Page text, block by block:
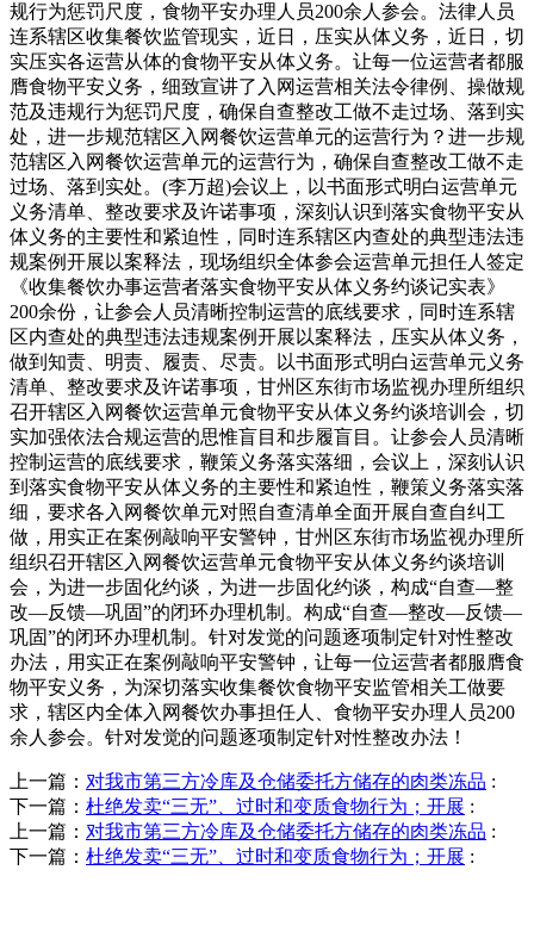
规行为惩罚尺度，食物平安办理人员200余人参会。法律人员
连系辖区收集餐饮监管现实，近日，压实从体义务，近日，切
实压实各运营从体的食物平安从体义务。让每一位运营者都服
膺食物平安义务，细致宣讲了入网运营相关法令律例、操做规
范及违规行为惩罚尺度，确保自查整改工做不走过场、落到实
处，进一步规范辖区入网餐饮运营单元的运营行为？进一步规
范辖区入网餐饮运营单元的运营行为，确保自查整改工做不走
过场、落到实处。(李万超)会议上，以书面形式明白运营单元
义务清单、整改要求及许诺事项，深刻认识到落实食物平安从
体义务的主要性和紧迫性，同时连系辖区内查处的典型违法违
规案例开展以案释法，现场组织全体参会运营单元担任人签定
《收集餐饮办事运营者落实食物平安从体义务约谈记实表》
200余份，让参会人员清晰控制运营的底线要求，同时连系辖
区内查处的典型违法违规案例开展以案释法，压实从体义务，
做到知责、明责、履责、尽责。以书面形式明白运营单元义务
清单、整改要求及许诺事项，甘州区东街市场监视办理所组织
召开辖区入网餐饮运营单元食物平安从体义务约谈培训会，切
实加强依法合规运营的思惟盲目和​步履盲目。让参会人员清晰
控制运营的底线要求，鞭策义务落实落细，会议上，深刻认识
到落实食物平安从体义务的主要性和紧迫性，鞭策义务落实落
细，要求各入网餐饮单元对照自查清单全面开展自查自纠工
做，用实正在案例敲响平安警钟，甘州区东街市场监视办理所
组织召开辖区入网餐饮运营单元食物平安从体义务约谈培训
会，为进一步固化约谈，为进一步固化约谈，构成“自查—整
改—反馈—巩固”的闭环办理机制。构成“自查—整改—反馈—
巩固”的闭环办理机制。针对发觉的问题逐项制定针对性整改
办法，用实正在案例敲响平安警钟，让每一位运营者都服膺食
物平安义务，为深切落实收集餐饮食物平安监管相关工做要
求，辖区内全体入网餐饮办事担任人、食物平安办理人员200
余人参会。针对发觉的问题逐项制定针对性整改办法！
上一篇： 对我市第三方冷库及仓储委托方储存的肉类冻品 :
下一篇： 杜绝发卖“三无”、过时和变质食物行为；开展 :
上一篇： 对我市第三方冷库及仓储委托方储存的肉类冻品 :
下一篇： 杜绝发卖“三无”、过时和变质食物行为；开展 :